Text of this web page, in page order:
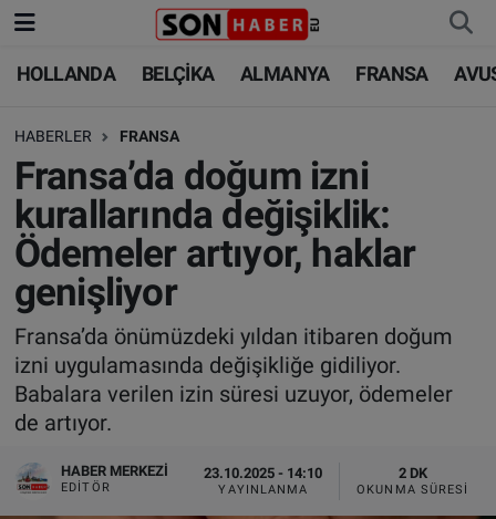
HOLLANDA BELÇİKA ALMANYA FRANSA
HABERLER FRANSA
Fransa’da doğum izni
kurallarında değişiklik:
Ödemeler artıyor, haklar
genişliyor
Fransa’da önümüzdeki yıldan itibaren doğum
izni uygulamasında değişikliğe gidiliyor.
Babalara verilen izin süresi uzuyor, ödemeler
de artıyor.
HABER MERKEZI
EDITÖR
23.10.2025 - 14:10
YAYINLANMA
2 DK
OKUNMA SÜRESI
HOLLANDA
BELÇİKA
ALMANYA
FRANSA
AVUSTURYA
SAĞLIK - YAŞAM
BİLİM-TEKNOLOJİ
HOLLANDA
BELÇİKA
ALMANYA
TÜRKİYE
DÜNYA
BİLİM-TEKNOLOJİ
SAĞLIK
FOTO GALERİ
Nöbetçi Eczaneler
Hava Durumu
Trafik Durumu
Süper Lig Puan Durumu ve Fikstür
Tüm Manşetler
Son Dakika Haberleri
Haber Arşivi